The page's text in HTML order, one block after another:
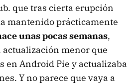
que tras cierta erupción
mantenido prácticamente
unas pocas semanas,
menor que
en Android Pie y actualizaba
Y no parece que vaya a